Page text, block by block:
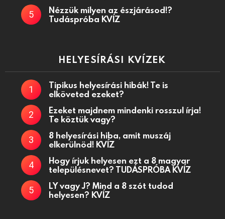
Nézzük milyen az észjárásod!?
Tudáspróba KVÍZ
HELYESÍRÁSI KVÍZEK
Tipikus helyesírási hibák! Te is
elköveted ezeket?
Ezeket majdnem mindenki rosszul írja!
Te köztük vagy?
8 helyesírási hiba, amit muszáj
elkerülnöd! KVÍZ
Hogy írjuk helyesen ezt a 8 magyar
településnevet? TUDÁSPRÓBA KVÍZ
LY vagy J? Mind a 8 szót tudod
helyesen? KVÍZ